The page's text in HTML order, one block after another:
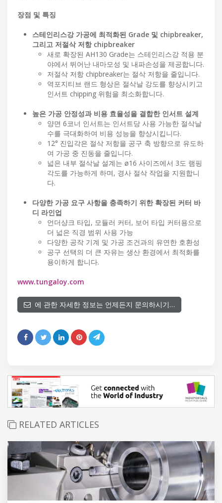
장점 및 특징
스테인리스강 가공에 최적화된 Grade 및 chipbreaker,
그리고 저절삭 저항 chipbreaker
새로 확장된 AH130 Grade는 스테인리스강 적용 분
야에서 뛰어난 내마모성 및 내파손성을 제공합니다.
저절삭 저항 chipbreaker는 절삭 저항을 줄입니다.
역포지티브 랜드 형상은 절삭날 강도를 향상시키고
인서트 chipping 위험을 최소화합니다.
높은 가공 안정성과 비용 효율성을 결합한 인서트 설계
양면 6코너 인서트는 인서트당 사용 가능한 절삭날
수를 극대화하여 비용 성능을 향상시킵니다.
12° 진입각은 절삭 저항을 공구 축 방향으로 유도하
여 가공 중 진동을 줄입니다.
넓은 내부 절삭날 설계는 ø16 사이즈에서 3도 램핑
각도를 가능하게 하며, 경사 절삭 작업을 지원합니
다.
다양한 가공 요구 사항을 충족하기 위한 확장된 커터 바
디 라인업
언더샹크 타입, 모듈러 커터, 보어 타입 커터용으로
더 넓은 직경 범위 사용 가능
다양한 공작 기계 및 가공 조건과의 유연한 호환성
공구 선택의 더 큰 자유는 생산 환경에서 최적화를
용이하게 합니다.
www.tungaloy.com
에 관한 자세한 정보는 언제든지 문의하시기…
RELATED ARTICLES